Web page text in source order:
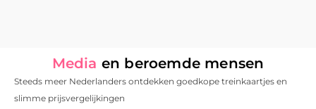
Media en beroemde mensen
Steeds meer Nederlanders ontdekken goedkope treinkaartjes en
slimme prijsvergelijkingen